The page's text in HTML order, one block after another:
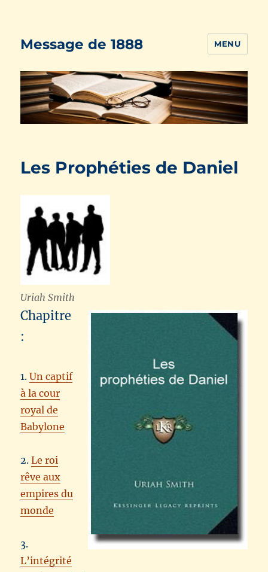
Message de 1888 MENU
Les Prophéties de Daniel
Uriah Smith
Chapitre
:
1.Un captif
à la cour
royal de
Babylone
2.Le roi
rêve aux
empires du
monde
3.
L’intégrité